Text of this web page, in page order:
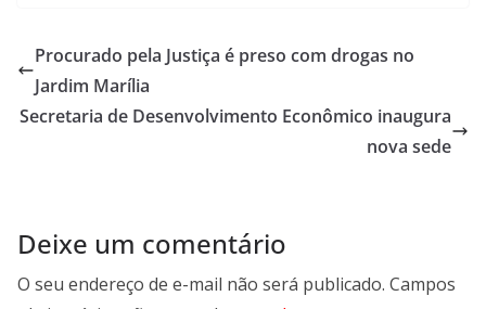
b
o
k
s
p
p
e
I
n
g
r
m
Procurado pela Justiça é preso com drogas no
Jardim Marília
Secretaria de Desenvolvimento Econômico inaugura
nova sede
Deixe um comentário
O seu endereço de e-mail não será publicado. Campos